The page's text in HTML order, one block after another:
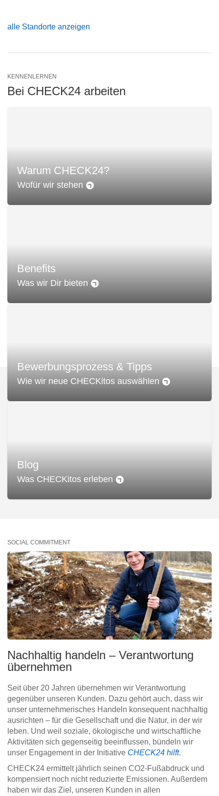
alle Standorte anzeigen
KENNENLERNEN
Bei CHECK24 arbeiten
Warum CHECK24?
Wofür wir stehen
Benefits
Was wir Dir bieten
Bewerbungsprozess & Tipps
Wie wir neue CHECKitos auswählen
Blog
Was CHECKitos erleben
SOCIAL COMMITMENT
Nachhaltig handeln – Verantwortung
übernehmen
Seit über 20 Jahren übernehmen wir Verantwortung
gegenüber unseren Kunden. Dazu gehört auch, dass wir
unser unternehmerisches Handeln konsequent nachhaltig
ausrichten – für die Gesellschaft und die Natur, in der wir
leben. Und weil soziale, ökologische und wirtschaftliche
Aktivitäten sich gegenseitig beeinflussen, bündeln wir
unser Engagement in der Initiative CHECK24 hilft.
CHECK24 ermittelt jährlich seinen CO2-Fußabdruck und
kompensiert noch nicht reduzierte Emissionen. Außerdem
haben wir das Ziel, unseren Kunden in allen